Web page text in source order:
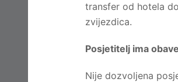
transfer od hotela
zvijezdica.
Posjetitelj ima
Nije dozvoljena